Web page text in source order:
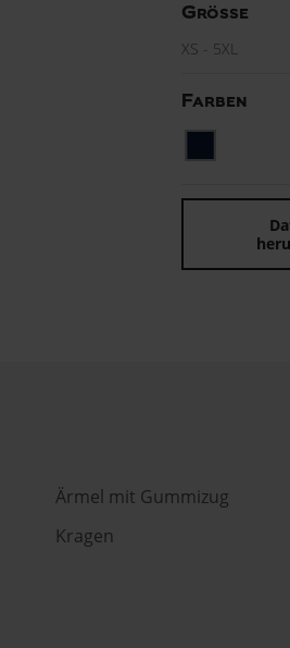
Grösse
XS - 5XL
Farben
Ärmel mit Gummizug
Kragen